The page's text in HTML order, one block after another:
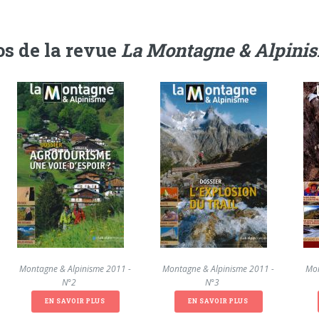
de la revue La Montagne &
La Montagne & Alpinisme 2011 -
N°2
EN SAVOIR PLUS
La Montagne & Alpinisme 2011 -
N°3
EN SAVOIR PLUS
La